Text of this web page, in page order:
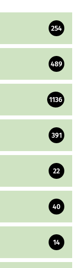
254
489
1136
391
22
40
14